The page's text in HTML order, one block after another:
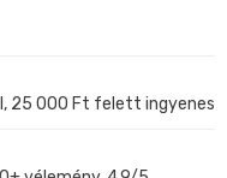
25 000 Ft felett ingyenes